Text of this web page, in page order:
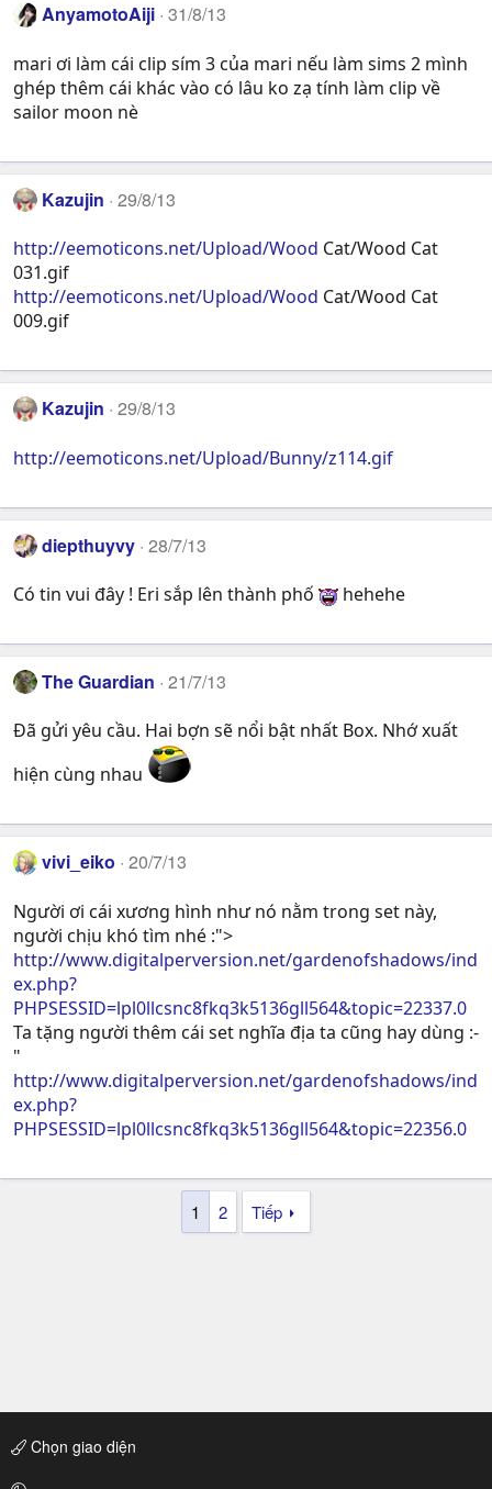
AnyamotoAiji 31/8/13
mari ơi làm cái clip sím 3 của mari nếu làm sims 2 mình
ghép thêm cái khác vào có lâu ko zạ tính làm clip về
sailor moon nè
Kazujin 29/8/13
http://eemoticons.net/Upload/Wood Cat/Wood Cat
031.gif
http://eemoticons.net/Upload/Wood Cat/Wood Cat
009.gif
Kazujin 29/8/13
http://eemoticons.net/Upload/Bunny/z114.gif
diepthuyvy 28/7/13
Có tin vui đây ! Eri sắp lên thành phố hehehe
The Guardian 21/7/13
Đã gửi yêu cầu. Hai bợn sẽ nổi bật nhất Box. Nhớ xuất
hiện cùng nhau
vivi_eiko 20/7/13
Người ơi cái xương hình như nó nằm trong set này,
người chịu khó tìm nhé :">
http://www.digitalperversion.net/gardenofshadows/ind
ex.php?
PHPSESSID=lpl0llcsnc8fkq3k5136gll564&topic=22337.0
Ta tặng người thêm cái set nghĩa địa ta cũng hay dùng :-
"
http://www.digitalperversion.net/gardenofshadows/ind
ex.php?
PHPSESSID=lpl0llcsnc8fkq3k5136gll564&topic=22356.0
1 2 Tiếp
Chọn giao diện